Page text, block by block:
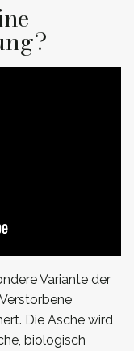
Variante der
Die Asche wird
biologisch